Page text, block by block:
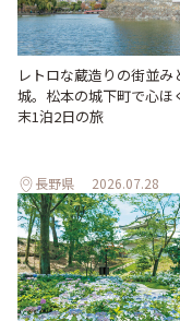
レトロな蔵造りの街並み
城。松本の城下町で心ほ
末1泊2日の旅
長野県 2026.07.28